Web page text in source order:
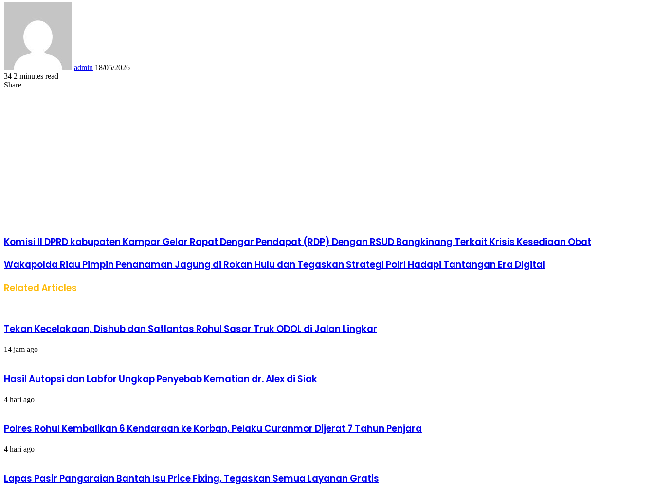
admin 18/05/2026
34 2 minutes read
Facebook
Twitter
LinkedIn
Tumblr
Pinterest
Reddit
VKontakte
Odnoklassniki
Pocket
WhatsApp
Share
Print
Share
Komisi II DPRD kabupaten Kampar Gelar Rapat Dengar Pendapat (RDP) Dengan RSUD Bangkinang Terkait Krisis Kesediaan Obat
Wakapolda Riau Pimpin Penanaman Jagung di Rokan Hulu dan Tegaskan Strategi Polri Hadapi Tantangan Era Digital
Related Articles
Tekan Kecelakaan, Dishub dan Satlantas Rohul Sasar Truk ODOL di Jalan Lingkar
14 jam ago
Hasil Autopsi dan Labfor Ungkap Penyebab Kematian dr. Alex di Siak
4 hari ago
Polres Rohul Kembalikan 6 Kendaraan ke Korban, Pelaku Curanmor Dijerat 7 Tahun Penjara
4 hari ago
Lapas Pasir Pangaraian Bantah Isu Price Fixing, Tegaskan Semua Layanan Gratis